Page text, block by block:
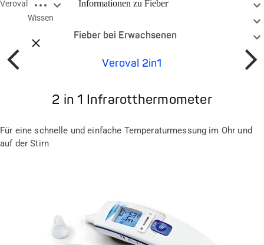
Veroval Breadcrumbs öffnen
Breadcrumbs schließen
Wissen
Informationen zu Fieber
Allgemeines zu Fieber
Fieber bei Erwachsenen
Prev Weiter
2 in 1 Infrarotthermometer
Veroval 2in1
Für eine schnelle und einfache Temperaturmessung im Ohr und
auf der Stirn